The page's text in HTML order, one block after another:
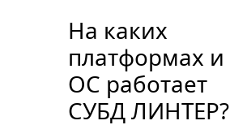
На каких
платформах и
ОС работает
СУБД ЛИНТЕР?